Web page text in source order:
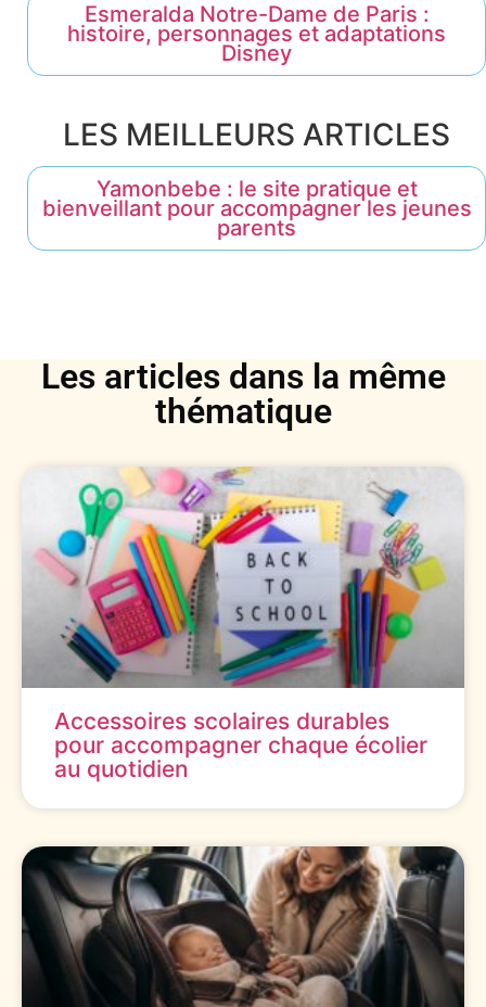
Esmeralda Notre-Dame de Paris :
histoire, personnages et adaptations
Disney
LES MEILLEURS ARTICLES
Yamonbebe : le site pratique et
bienveillant pour accompagner les jeunes
parents
Les articles dans la même
thématique
Accessoires scolaires durables
pour accompagner chaque écolier
au quotidien